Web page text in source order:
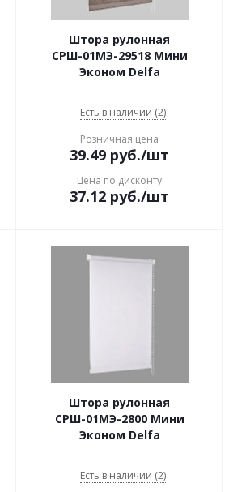
Штора рулонная
СРШ-01МЭ-29518 Мини
Эконом Delfa
Есть в наличии (2)
Розничная цена
39.49 руб./шт
Цена по дисконту
37.12 руб./шт
Штора рулонная
СРШ-01МЭ-2800 Мини
Эконом Delfa
Есть в наличии (2)